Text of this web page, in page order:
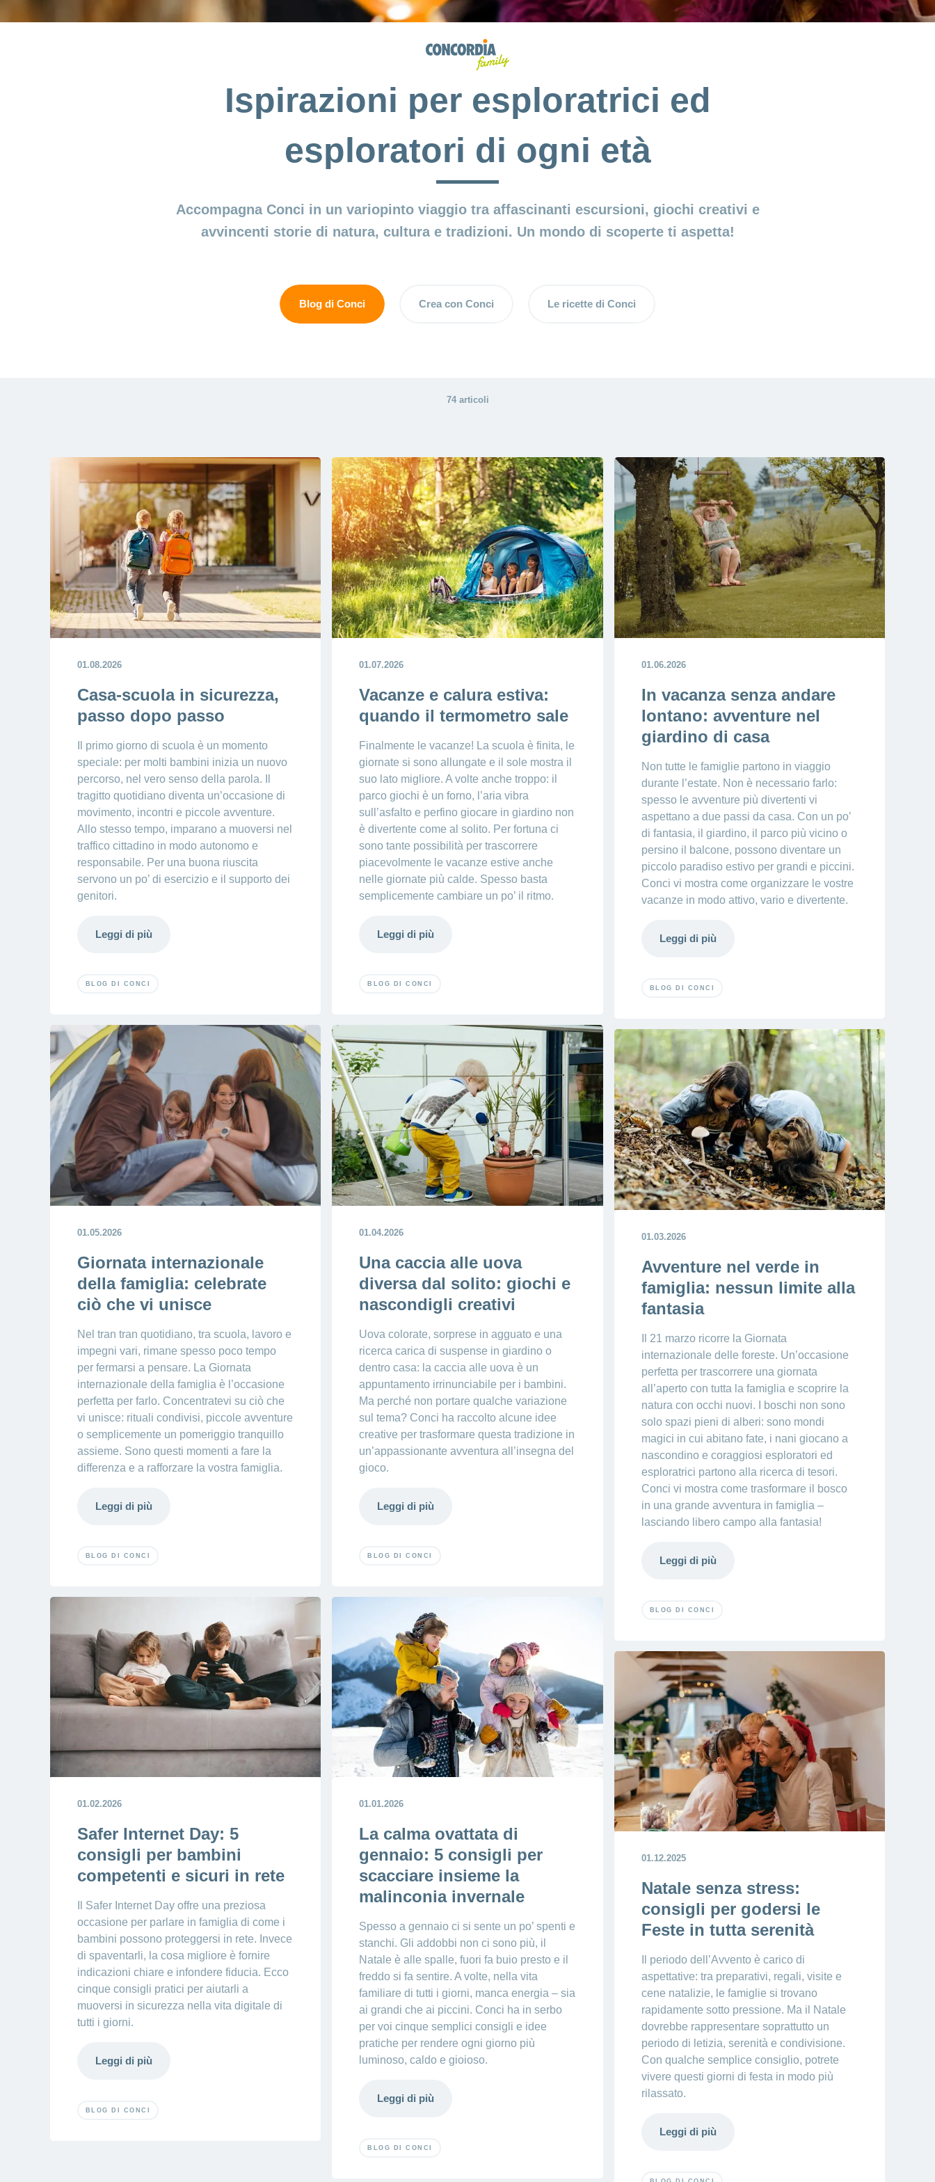
Ispirazioni per esploratrici ed
esploratori di ogni età
Accompagna Conci in un variopinto viaggio tra affascinanti escursioni, giochi creativi e
avvincenti storie di natura, cultura e tradizioni. Un mondo di scoperte ti aspetta!
Blog di Conci Crea con Conci Le ricette di Conci
74 articoli
01.08.2026
Casa-scuola in sicurezza,
passo dopo passo
Il primo giorno di scuola è un momento
speciale: per molti bambini inizia un nuovo
percorso, nel vero senso della parola. Il
tragitto quotidiano diventa un’occasione di
movimento, incontri e piccole avventure.
Allo stesso tempo, imparano a muoversi nel
traffico cittadino in modo autonomo e
responsabile. Per una buona riuscita
servono un po’ di esercizio e il supporto dei
genitori.
Leggi di più
BLOG DI CONCI
01.07.2026
Vacanze e calura estiva:
quando il termometro sale
Finalmente le vacanze! La scuola è finita, le
giornate si sono allungate e il sole mostra il
suo lato migliore. A volte anche troppo: il
parco giochi è un forno, l’aria vibra
sull’asfalto e perfino giocare in giardino non
è divertente come al solito. Per fortuna ci
sono tante possibilità per trascorrere
piacevolmente le vacanze estive anche
nelle giornate più calde. Spesso basta
semplicemente cambiare un po’ il ritmo.
Leggi di più
BLOG DI CONCI
01.06.2026
In vacanza senza andare
lontano: avventure nel
giardino di casa
Non tutte le famiglie partono in viaggio
durante l’estate. Non è necessario farlo:
spesso le avventure più divertenti vi
aspettano a due passi da casa. Con un po’
di fantasia, il giardino, il parco più vicino o
persino il balcone, possono diventare un
piccolo paradiso estivo per grandi e piccini.
Conci vi mostra come organizzare le vostre
vacanze in modo attivo, vario e divertente.
Leggi di più
BLOG DI CONCI
01.05.2026
Giornata internazionale
della famiglia: celebrate
ciò che vi unisce
Nel tran tran quotidiano, tra scuola, lavoro e
impegni vari, rimane spesso poco tempo
per fermarsi a pensare. La Giornata
internazionale della famiglia è l’occasione
perfetta per farlo. Concentratevi su ciò che
vi unisce: rituali condivisi, piccole avventure
o semplicemente un pomeriggio tranquillo
assieme. Sono questi momenti a fare la
differenza e a rafforzare la vostra famiglia.
Leggi di più
BLOG DI CONCI
01.04.2026
Una caccia alle uova
diversa dal solito: giochi e
nascondigli creativi
Uova colorate, sorprese in agguato e una
ricerca carica di suspense in giardino o
dentro casa: la caccia alle uova è un
appuntamento irrinunciabile per i bambini.
Ma perché non portare qualche variazione
sul tema? Conci ha raccolto alcune idee
creative per trasformare questa tradizione in
un’appassionante avventura all’insegna del
gioco.
Leggi di più
BLOG DI CONCI
01.03.2026
Avventure nel verde in
famiglia: nessun limite alla
fantasia
Il 21 marzo ricorre la Giornata
internazionale delle foreste. Un’occasione
perfetta per trascorrere una giornata
all’aperto con tutta la famiglia e scoprire la
natura con occhi nuovi. I boschi non sono
solo spazi pieni di alberi: sono mondi
magici in cui abitano fate, i nani giocano a
nascondino e coraggiosi esploratori ed
esploratrici partono alla ricerca di tesori.
Conci vi mostra come trasformare il bosco
in una grande avventura in famiglia –
lasciando libero campo alla fantasia!
Leggi di più
BLOG DI CONCI
01.02.2026
Safer Internet Day: 5
consigli per bambini
competenti e sicuri in rete
Il Safer Internet Day offre una preziosa
occasione per parlare in famiglia di come i
bambini possono proteggersi in rete. Invece
di spaventarli, la cosa migliore è fornire
indicazioni chiare e infondere fiducia. Ecco
cinque consigli pratici per aiutarli a
muoversi in sicurezza nella vita digitale di
tutti i giorni.
Leggi di più
BLOG DI CONCI
01.01.2026
La calma ovattata di
gennaio: 5 consigli per
scacciare insieme la
malinconia invernale
Spesso a gennaio ci si sente un po’ spenti e
stanchi. Gli addobbi non ci sono più, il
Natale è alle spalle, fuori fa buio presto e il
freddo si fa sentire. A volte, nella vita
familiare di tutti i giorni, manca energia – sia
ai grandi che ai piccini. Conci ha in serbo
per voi cinque semplici consigli e idee
pratiche per rendere ogni giorno più
luminoso, caldo e gioioso.
Leggi di più
BLOG DI CONCI
01.12.2025
Natale senza stress:
consigli per godersi le
Feste in tutta serenità
Il periodo dell’Avvento è carico di
aspettative: tra preparativi, regali, visite e
cene natalizie, le famiglie si trovano
rapidamente sotto pressione. Ma il Natale
dovrebbe rappresentare soprattutto un
periodo di letizia, serenità e condivisione.
Con qualche semplice consiglio, potrete
vivere questi giorni di festa in modo più
rilassato.
Leggi di più